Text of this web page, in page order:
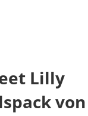
Lilly
von